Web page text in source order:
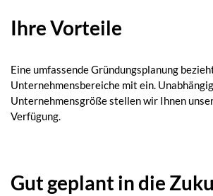
Ihre Vorteile
Eine umfassende Gründungsplanung
Unternehmensbereiche mit ein.
Unternehmensgröße stellen wir Ihnen
Verfügung.
Gut geplant in die